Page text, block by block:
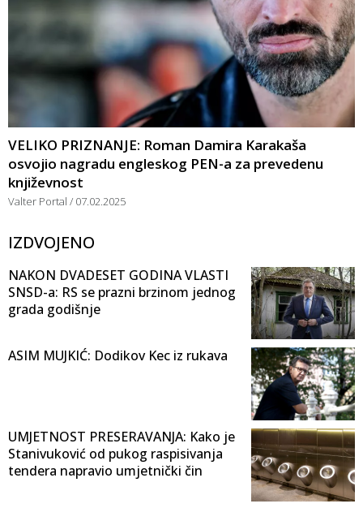
VELIKO PRIZNANJE: Roman Damira Karakaša
osvojio nagradu engleskog PEN-a za prevedenu
književnost
Valter Portal 07.02.2025
IZDVOJENO
NAKON DVADESET GODINA VLASTI
SNSD-a: RS se prazni brzinom jednog
grada godišnje
ASIM MUJKIĆ: Dodikov Kec iz rukava
UMJETNOST PRESERAVANJA: Kako je
Stanivuković od pukog raspisivanja
tendera napravio umjetnički čin